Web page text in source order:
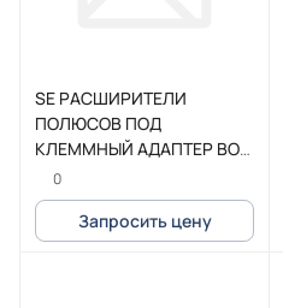
SE РАСШИРИТЕЛИ
ПОЛЮСОВ ПОД
КЛЕММНЫЙ АДАПТЕР BOX
3P TeSys G265-500
0
Запросить цену